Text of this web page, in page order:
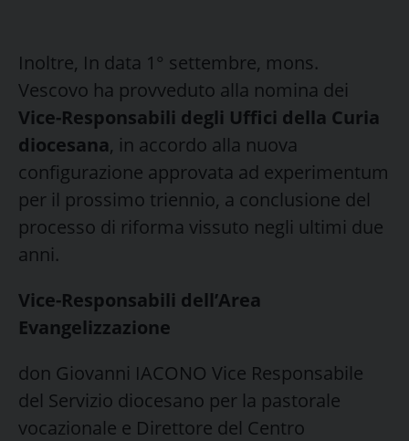
Inoltre, In data 1° settembre, mons.
Vescovo ha provveduto alla nomina dei
Vice-Responsabili degli Uffici della Curia
diocesana, in accordo alla nuova
configurazione approvata ad experimentum
per il prossimo triennio, a conclusione del
processo di riforma vissuto negli ultimi due
anni.
Vice-Responsabili dell’Area
Evangelizzazione
don Giovanni IACONO Vice Responsabile
del Servizio diocesano per la pastorale
vocazionale e Direttore del Centro